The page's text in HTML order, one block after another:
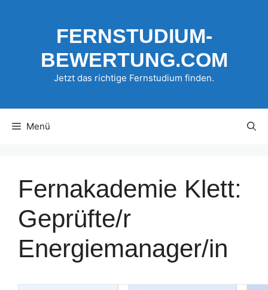
FERNSTUDIUM-
BEWERTUNG.COM
Jetzt das richtige Fernstudium finden.
Menü
Fernakademie Klett:
Geprüfte/r
Energiemanager/in